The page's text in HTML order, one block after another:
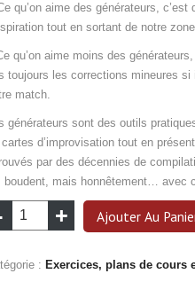
qu’on aime des générateurs, c’est
tout en sortant de notre
qu’on aime moins des
toujours les corrections mineures si
match.
générateurs sont des outils
d’improvisation tout en
par des décennies de
boudent, mais honnêtement… avec
quantité
de
de
Ajouter Au
: Exercices, plans de cours